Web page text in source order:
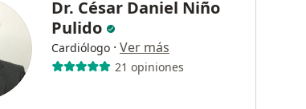
Dr. César Daniel Niño
Pulido
Cardiólogo · Ver más
21 opiniones